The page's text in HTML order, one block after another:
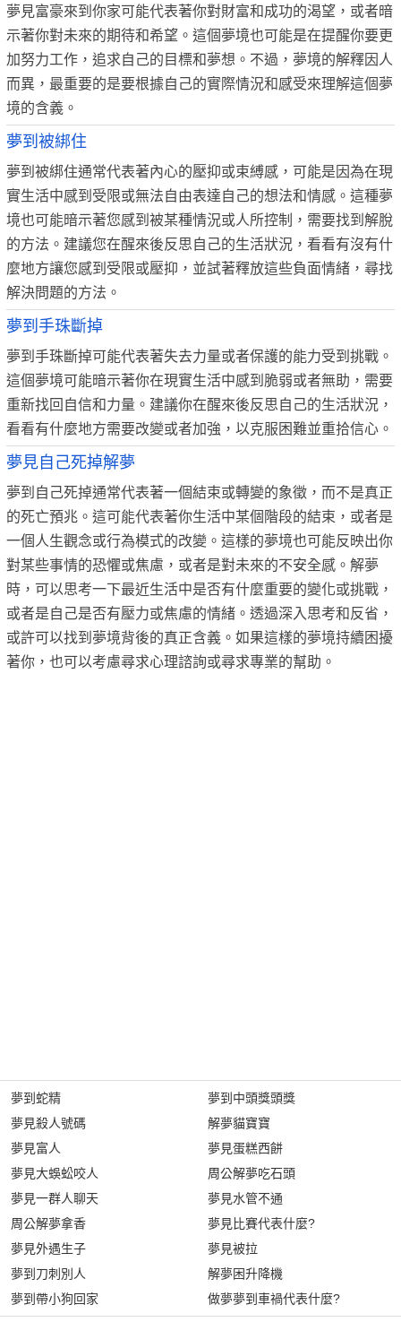
夢見富豪來到你家可能代表著你對財富和成功的渴望，或者暗
示著你對未來的期待和希望。這個夢境也可能是在提醒你要更
加努力工作，追求自己的目標和夢想。不過，夢境的解釋因人
而異，最重要的是要根據自己的實際情況和感受來理解這個夢
境的含義。
夢到被綁住
夢到被綁住通常代表著內心的壓抑或束縛感，可能是因為在現
實生活中感到受限或無法自由表達自己的想法和情感。這種夢
境也可能暗示著您感到被某種情況或人所控制，需要找到解脫
的方法。建議您在醒來後反思自己的生活狀況，看看有沒有什
麼地方讓您感到受限或壓抑，並試著釋放這些負面情緒，尋找
解決問題的方法。
夢到手珠斷掉
夢到手珠斷掉可能代表著失去力量或者保護的能力受到挑戰。
這個夢境可能暗示著你在現實生活中感到脆弱或者無助，需要
重新找回自信和力量。建議你在醒來後反思自己的生活狀況，
看看有什麼地方需要改變或者加強，以克服困難並重拾信心。
夢見自己死掉解夢
夢到自己死掉通常代表著一個結束或轉變的象徵，而不是真正
的死亡預兆。這可能代表著你生活中某個階段的結束，或者是
一個人生觀念或行為模式的改變。這樣的夢境也可能反映出你
對某些事情的恐懼或焦慮，或者是對未來的不安全感。解夢
時，可以思考一下最近生活中是否有什麼重要的變化或挑戰，
或者是自己是否有壓力或焦慮的情緒。透過深入思考和反省，
或許可以找到夢境背後的真正含義。如果這樣的夢境持續困擾
著你，也可以考慮尋求心理諮詢或尋求專業的幫助。
夢到蛇精
夢見殺人號碼
夢見富人
夢見大蜈蚣咬人
夢見一群人聊天
周公解夢拿香
夢見外遇生子
夢到刀刺別人
夢到帶小狗回家
夢到中頭獎頭獎
解夢貓寶寶
夢見蛋糕西餅
周公解夢吃石頭
夢見水管不通
夢見比賽代表什麼?
夢見被拉
解夢困升降機
做夢夢到車禍代表什麼?